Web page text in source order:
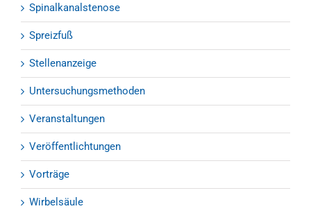
Spinalkanalstenose
Spreizfuß
Stellenanzeige
Untersuchungsmethoden
Veranstaltungen
Veröffentlichtungen
Vorträge
Wirbelsäule